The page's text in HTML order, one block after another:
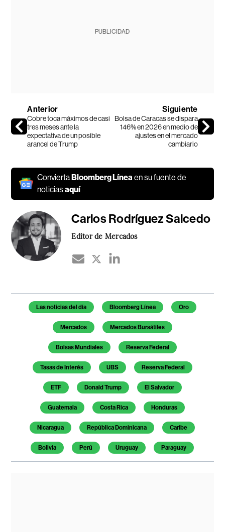
PUBLICIDAD
Anterior
Cobre toca máximos de casi
tres meses ante la
expectativa de un posible
arancel de Trump
Siguiente
Bolsa de Caracas se dispara
146% en 2026 en medio de
ajustes en el mercado
cambiario
ConviertaBloomberg Línea en su fuente de
noticiasaquí
Carlos Rodríguez Salcedo
Editor de Mercados
Temas de este artículo
Las noticias del día Bloomberg Línea Oro
Mercados Mercados Bursátiles
Bolsas Mundiales Reserva Federal
Tasas de Interés UBS Reserva Federal
ETF Donald Trump El Salvador
Guatemala Costa Rica Honduras
Nicaragua República Dominicana Caribe
Bolivia Perú Uruguay Paraguay